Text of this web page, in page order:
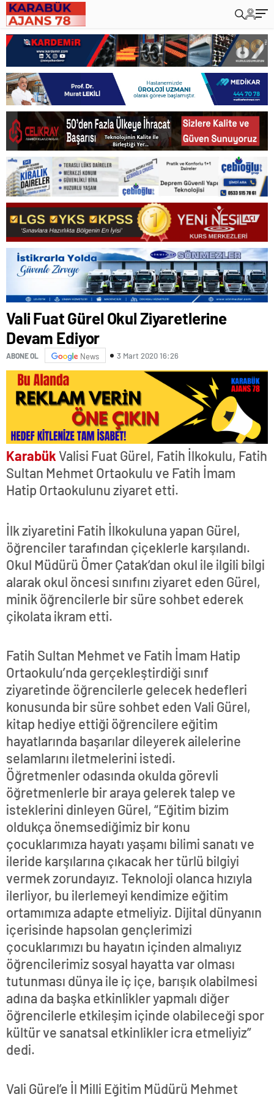
Vali Fuat Gürel Okul Ziyaretlerine
Devam Ediyor
ABONE OL News 3 Mart 2020 16:26
KarabükValisi Fuat Gürel, Fatih İlkokulu, Fatih
Sultan Mehmet Ortaokulu ve Fatih İmam
Hatip Ortaokulunu ziyaret etti.
İlk ziyaretini Fatih İlkokuluna yapan Gürel,
öğrenciler tarafından çiçeklerle karşılandı.
Okul Müdürü Ömer Çatak’dan okul ile ilgili bilgi
alarak okul öncesi sınıfını ziyaret eden Gürel,
minik öğrencilerle bir süre sohbet ederek
çikolata ikram etti.
Fatih Sultan Mehmet ve Fatih İmam Hatip
Ortaokulu’nda gerçekleştirdiği sınıf
ziyaretinde öğrencilerle gelecek hedefleri
konusunda bir süre sohbet eden Vali Gürel,
kitap hediye ettiği öğrencilere eğitim
hayatlarında başarılar dileyerek ailelerine
selamlarını iletmelerini istedi.
Öğretmenler odasında okulda görevli
öğretmenlerle bir araya gelerek talep ve
isteklerini dinleyen Gürel, “Eğitim bizim
oldukça önemsediğimiz bir konu
çocuklarımıza hayatı yaşamı bilimi sanatı ve
ileride karşılarına çıkacak her türlü bilgiyi
vermek zorundayız. Teknoloji olanca hızıyla
ilerliyor, bu ilerlemeyi kendimize eğitim
ortamımıza adapte etmeliyiz. Dijital dünyanın
içerisinde hapsolan gençlerimizi
çocuklarımızı bu hayatın içinden almalıyız
öğrencilerimiz sosyal hayatta var olması
tutunması dünya ile iç içe, barışık olabilmesi
adına da başka etkinlikler yapmalı diğer
öğrencilerle etkileşim içinde olabileceği spor
kültür ve sanatsal etkinlikler icra etmeliyiz”
dedi.
Vali Gürel’e İl Milli Eğitim Müdürü Mehmet